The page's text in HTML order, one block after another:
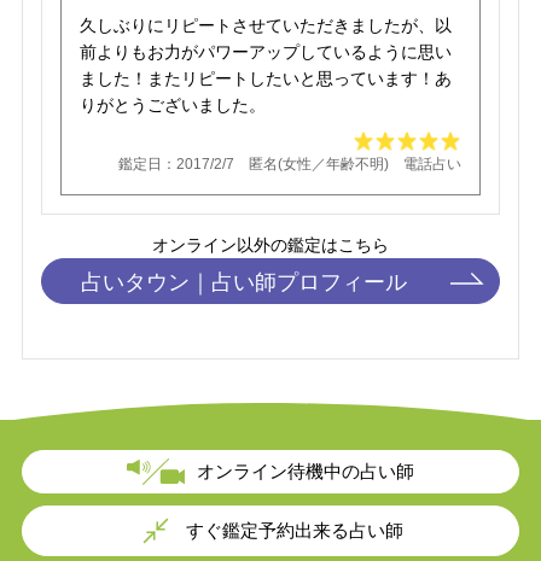
久しぶりにリピートさせていただきましたが、以
前よりもお力がパワーアップしているように思い
ました！またリピートしたいと思っています！あ
りがとうございました。
鑑定日：2017/2/7 匿名(女性／年齢不明) 電話占い
オンライン以外の鑑定はこちら
占いタウン｜ 占い師プロフィール
オンライン待機中の占い師
すぐ鑑定予約出来る占い師